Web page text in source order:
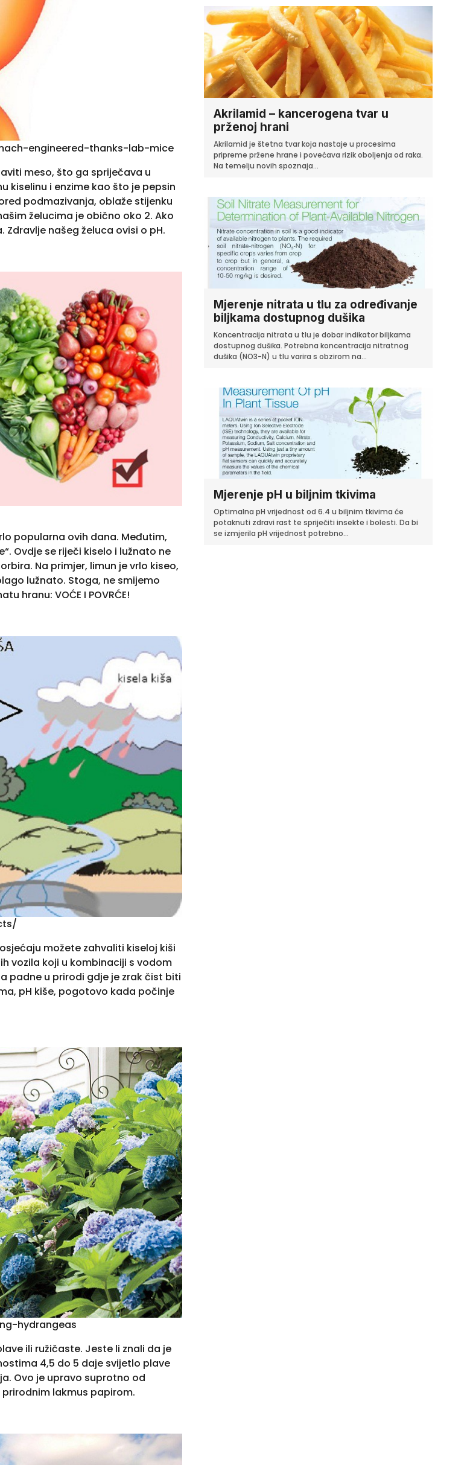
engineered-thanks-lab-mice
meso, što ga spriječava u
kiselinu i enzime kao što je pepsin
podmazivanja, oblaže stijenku
želucima je obično oko 2. Ako
našeg želuca ovisi o pH.
popularna ovih dana. Međutim,
Ovdje se riječi kiselo i lužnato ne
Na primjer, limun je vrlo kiseo,
lužnato. Stoga, ne smijemo
hranu: VOĆE I POVRĆE!
možete zahvaliti kiseloj kiši
vozila koji u kombinaciji s vodom
padne u prirodi gdje je zrak čist biti
pH kiše, pogotovo kada počinje
hydrangeas
ili ružičaste. Jeste li znali da je
4,5 do 5 daje svijetlo plave
Ovo je upravo suprotno od
lakmus papirom.
Akrilamid – kancerogena tvar u
prženoj hrani
Akrilamid je štetna tvar koja nastaje u procesima
pripreme pržene hrane i povećava rizik oboljenja od raka.
Na temelju novih spoznaja...
Mjerenje nitrata u tlu za određivanje
biljkama dostupnog dušika
Koncentracija nitrata u tlu je dobar indikator biljkama
dostupnog dušika. Potrebna koncentracija nitratnog
dušika (NO3-N) u tlu varira s obzirom na...
Mjerenje pH u biljnim tkivima
Optimalna pH vrijednost od 6.4 u biljnim tkivima će
potaknuti zdravi rast te spriječiti insekte i bolesti. Da bi
se izmjerila pH vrijednost potrebno...